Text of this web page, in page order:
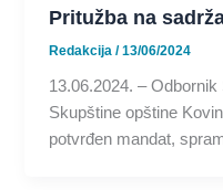
Pritužba na
Redakcija/13/06/2024
13.06.2024. –
Skupštine opštine
potvrđen mandat,